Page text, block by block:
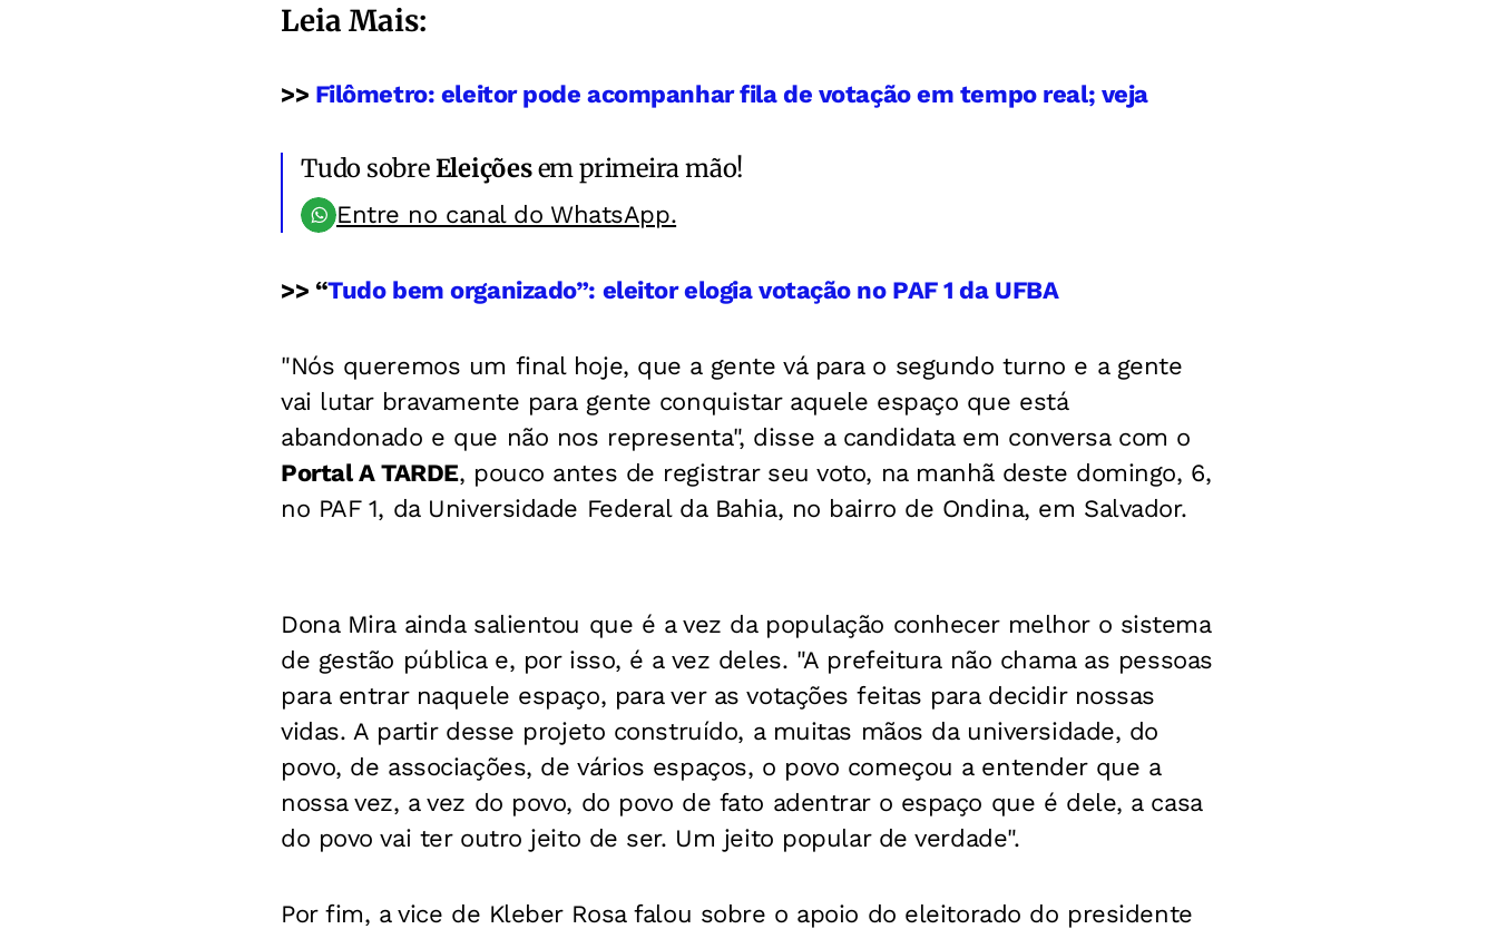
Leia Mais:
>> Filômetro: eleitor pode acompanhar fila de votação em tempo real; veja
Tudo sobreEleiçõesem primeira mão!
Entre no canal do WhatsApp.
>> “Tudo bem organizado”: eleitor elogia votação no PAF 1 da UFBA
"Nós queremos um final hoje, que a gente vá para o segundo turno e a gente
vai lutar bravamente para gente conquistar aquele espaço que está
abandonado e que não nos representa", disse a candidata em conversa com o
Portal A TARDE, pouco antes de registrar seu voto, na manhã deste domingo, 6,
no PAF 1, da Universidade Federal da Bahia, no bairro de Ondina, em Salvador.
Dona Mira ainda salientou que é a vez da população conhecer melhor o sistema
de gestão pública e, por isso, é a vez deles. "A prefeitura não chama as pessoas
para entrar naquele espaço, para ver as votações feitas para decidir nossas
vidas. A partir desse projeto construído, a muitas mãos da universidade, do
povo, de associações, de vários espaços, o povo começou a entender que a
nossa vez, a vez do povo, do povo de fato adentrar o espaço que é dele, a casa
do povo vai ter outro jeito de ser. Um jeito popular de verdade".
Por fim, a vice de Kleber Rosa falou sobre o apoio do eleitorado do presidente